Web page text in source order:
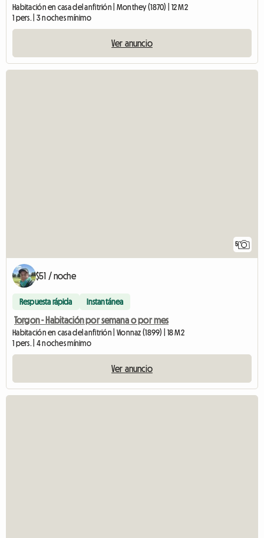
Habitación en casa del anfitrión | Monthey (1870) | 12 M2
1 pers. | 3 noches mínimo
Ver anuncio
5
$51 / noche
Respuesta rápida Instantánea
Torgon - Habitación por semana o por mes
Habitación en casa del anfitrión | Vionnaz (1899) | 18 M2
1 pers. | 4 noches mínimo
Ver anuncio